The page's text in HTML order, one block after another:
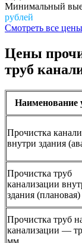
Минимальный
рублей
Смотреть все цены
Цены
труб
Наименование
Прочистка
внутри здания
Прочистка труб
канализации
здания (плановая)
Прочистка труб
канализации —
мм